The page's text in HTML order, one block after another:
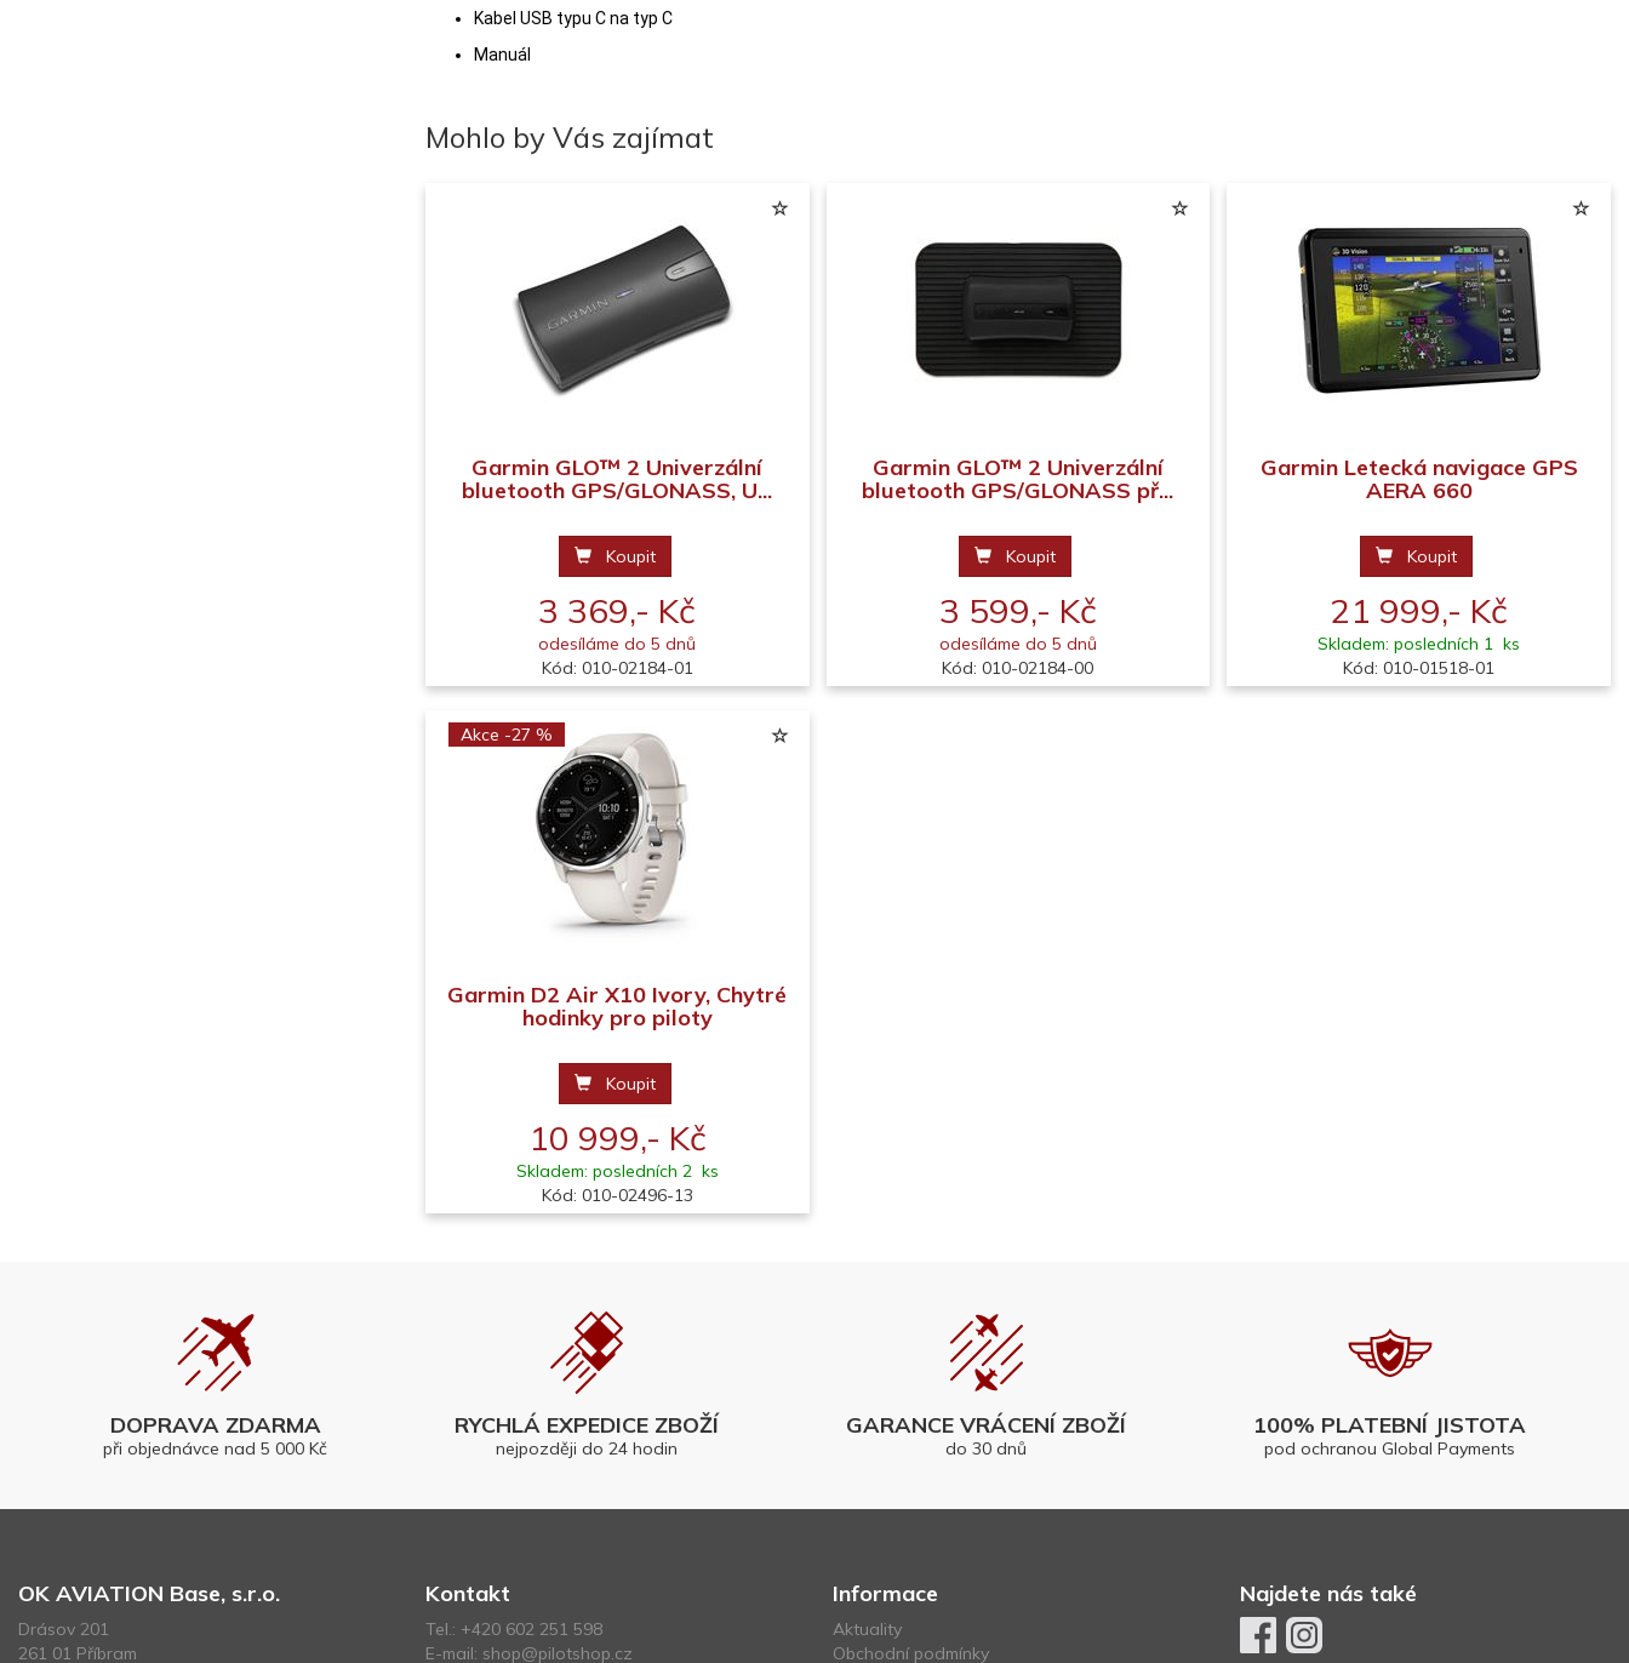
Kabel USB typu C na typ C
Manuál
Mohlo by Vás zajímat
Garmin GLO™ 2 Univerzální
bluetooth GPS/GLONASS, U...
Koupit
3 369,- Kč
odesíláme do 5 dnů
Kód: 010-02184-01
Garmin GLO™ 2 Univerzální
bluetooth GPS/GLONASS př...
Koupit
3 599,- Kč
odesíláme do 5 dnů
Kód: 010-02184-00
Garmin Letecká navigace GPS
AERA 660
Koupit
21 999,- Kč
Skladem: posledních 1 ks
Kód: 010-01518-01
Akce -27 %
Garmin D2 Air X10 Ivory, Chytré
hodinky pro piloty
Koupit
10 999,- Kč
Skladem: posledních 2 ks
Kód: 010-02496-13
DOPRAVA ZDARMA
při objednávce nad 5 000 Kč
RYCHLÁ EXPEDICE ZBOŽÍ
nejpozději do 24 hodin
GARANCE VRÁCENÍ ZBOŽÍ
do 30 dnů
100% PLATEBNÍ JISTOTA
pod ochranou Global Payments
OK AVIATION Base, s.r.o.
Drásov 201
261 01 Příbram
Kontakt
Tel.: +420 602 251 598
E-mail: shop@pilotshop.cz
Informace
Aktuality
Obchodní podmínky
Najdete nás také